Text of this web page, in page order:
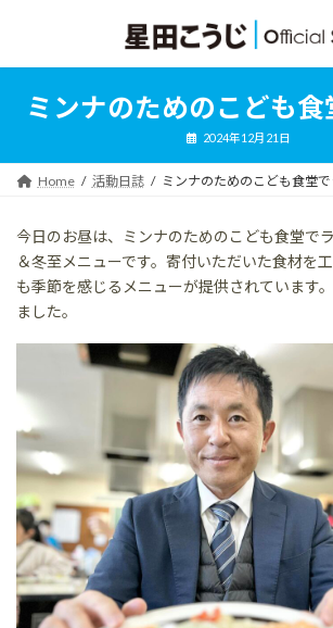
ン
ッ
ー
移
ミンナのためのこども
2024年12月21日
Home 活動日誌 ミンナのためのこども食堂
今日のお昼は、ミンナのためのこども食堂で
＆冬至メニューです。寄付いただいた食材を
も季節を感じるメニューが提供されています
ました。